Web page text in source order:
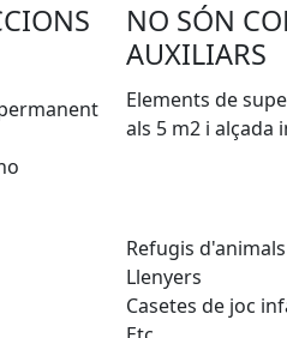
NO SÓN
AUXILIARS
Elements de
als 5 m2 i alçada
Refugis d'animals
Llenyers
Casetes de joc